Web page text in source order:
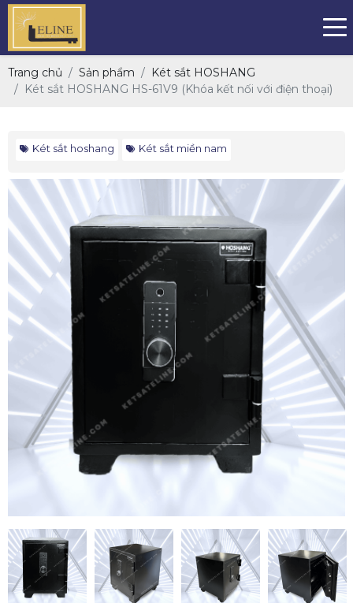
Trang chủ Sản phẩm
Két sắt HOSHANG
Két sắt HOSHANG HS-61V9 (Khóa kết nối với điện thoại)
Két sắt hoshang Két sắt miền nam